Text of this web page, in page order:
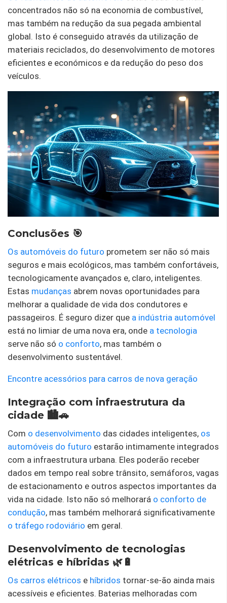
concentrados não só na economia de combustível,
mas também na redução da sua pegada ambiental
global. Isto é conseguido através da utilização de
materiais reciclados, do desenvolvimento de motores
eficientes e económicos e da redução do peso dos
veículos.
Conclusões 🎯
Os automóveis do futuro prometem ser não só mais
seguros e mais ecológicos, mas também confortáveis,
tecnologicamente avançados e, claro, inteligentes.
Estas mudanças abrem novas oportunidades para
melhorar a qualidade de vida dos condutores e
passageiros. É seguro dizer que a indústria automóvel
está no limiar de uma nova era, onde a tecnologia
serve não só o conforto, mas também o
desenvolvimento sustentável.
Encontre acessórios para carros de nova geração
Integração com infraestrutura da
cidade 🏙️🚗
Com o desenvolvimento das cidades inteligentes, os
automóveis do futuro estarão intimamente integrados
com a infraestrutura urbana. Eles poderão receber
dados em tempo real sobre trânsito, semáforos, vagas
de estacionamento e outros aspectos importantes da
vida na cidade. Isto não só melhorará o conforto de
condução, mas também melhorará significativamente
o tráfego rodoviário em geral.
Desenvolvimento de tecnologias
elétricas e híbridas 🌿🔋
Os carros elétricos e híbridos tornar-se-ão ainda mais
acessíveis e eficientes. Baterias melhoradas com